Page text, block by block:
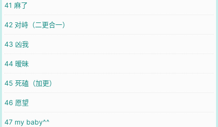
41 麻了
42 对峙（二更合一）
43 凶我
44 暧昧
45 死磕（加更）
46 愿望
47 my baby^^